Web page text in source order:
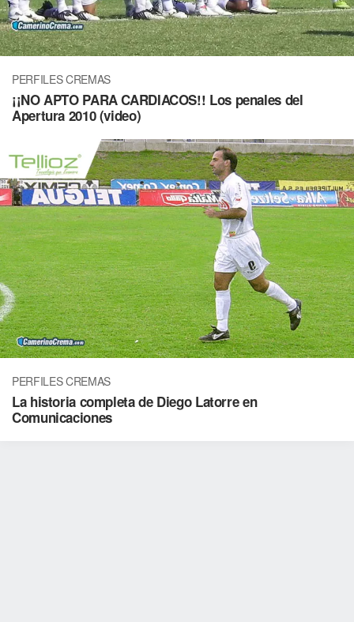
PERFILES CREMAS
¡¡NO APTO PARA CARDIACOS!! Los penales del
Apertura 2010 (video)
PERFILES CREMAS
La historia completa de Diego Latorre en
Comunicaciones